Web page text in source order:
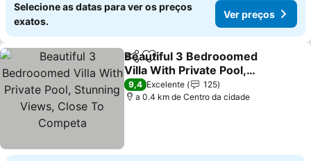
Selecione as datas para ver os preços
exatos.
Ver preços
PartilharAdicionar aos favoritos
Beautiful 3 Bedrooomed
Villa With Private Pool,
Stunning Views, Close To
Competa
9,4 Excelente
125
a 0.4 km de Centro da cidade